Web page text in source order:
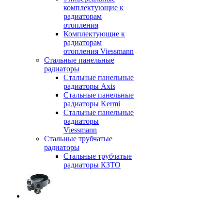
комплектующие к
радиаторам
отопления
Комплектующие к
радиаторам
отопления Viessmann
Стальные панельные
радиаторы
Стальные панельные
радиаторы Axis
Стальные панельные
радиаторы Kermi
Стальные панельные
радиаторы
Viessmann
Стальные трубчатые
радиаторы
Стальные трубчатые
радиаторы КЗТО